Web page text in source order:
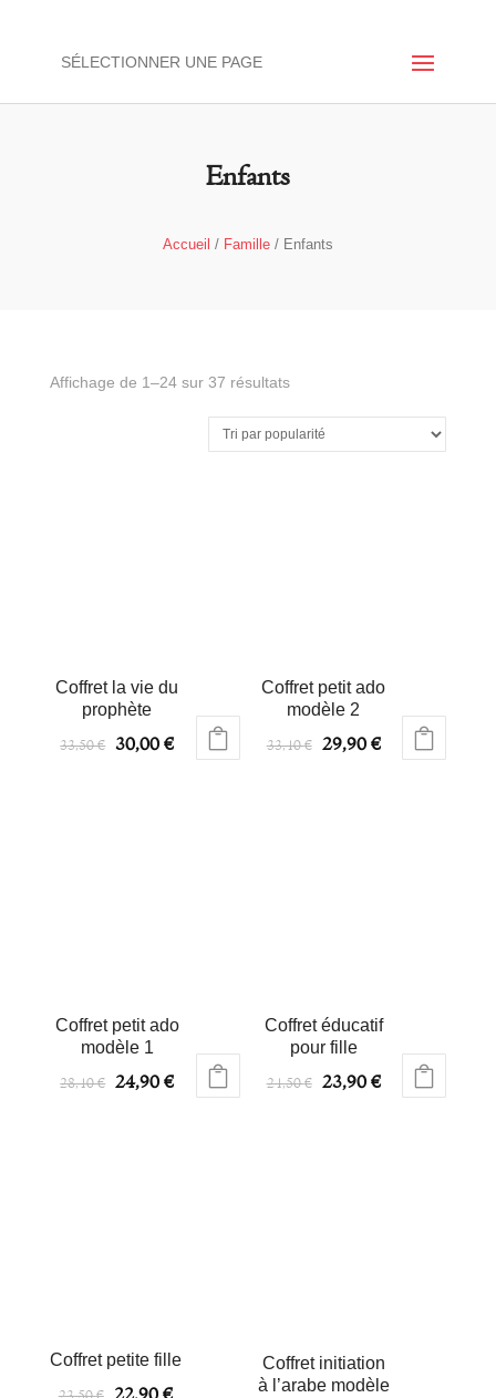
SÉLECTIONNER UNE PAGE
Enfants
Accueil / Famille/ Enfants
Affichage de 1–24 sur 37 résultats
Coffret la vie du
prophète
33,50€ 30,00€
Coffret petit ado
modèle 2
33,40€ 29,90 €
Coffret petit ado
modèle 1
28,40€ 24,90€
Coffret éducatif
pour fille
24,50€ 23,90 €
Coffret petite fille
Coffret initiation
à l’arabe modèle